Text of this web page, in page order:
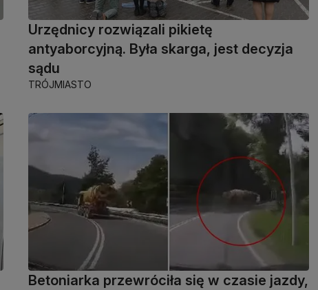
Urzędnicy rozwiązali pikietę
antyaborcyjną. Była skarga, jest decyzja
sądu
TRÓJMIASTO
Betoniarka przewróciła się w czasie jazdy,